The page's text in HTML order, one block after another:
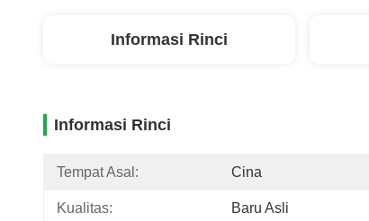
Informasi Rinci
Informasi Rinci
Tempat Asal: Cina
Kualitas: Baru Asli